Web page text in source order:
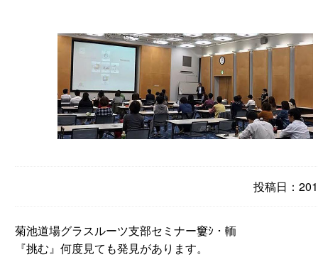
投稿日：
菊池道場グラスルーツ支部セミナー窶ｼ・輀
『挑む』何度見ても発見があります。